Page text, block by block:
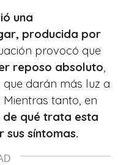
una
producida por
provocó que
reposo absoluto,
darán más luz a
tanto, en
de qué trata esta
síntomas.